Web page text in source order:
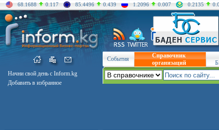
68.1688 0.117 85.4496 0.439 1.2096 0.007 0.2135
Начни свой день с Inform.kg
Добавить в избранное
События
Справочник
организаций